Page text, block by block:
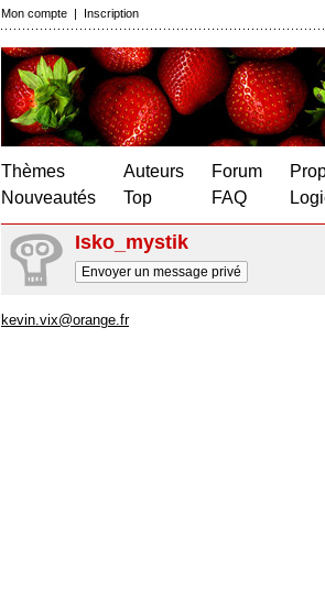
Mon compte | Inscription
Thèmes
Nouveautés
Auteurs
Top
Forum
FAQ
Isko_mystik
Envoyer un message privé
kevin.vix@orange.fr